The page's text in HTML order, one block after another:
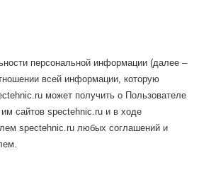
персональной информации (далее –
всей информации, которую
может получить о Пользователе
сайтов spectehnic.ru и в ходе
spectehnic.ru любых соглашений и